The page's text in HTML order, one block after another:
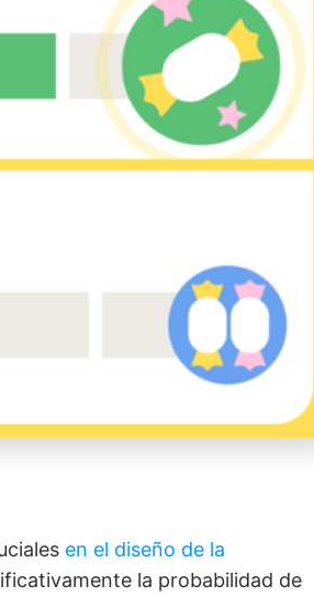
en el diseño de la
la probabilidad de